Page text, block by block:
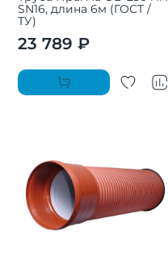
SN16, длина 6м (ГОСТ /
ТУ)
23 789 ₽